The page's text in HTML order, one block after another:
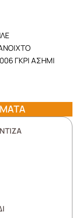
ΓΚΡΙ ΑΣΗΜΙ